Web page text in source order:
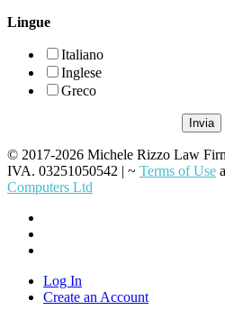
Lingue
Italiano
Inglese
Greco
© 2017-2026 Michele Rizzo Law
IVA. 03251050542 | ~ Terms of Use
Computers Ltd
Log In
Create an Account